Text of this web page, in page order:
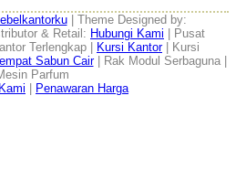
| Theme Designed by:
& Retail: Hubungi Kami | Pusat
Terlengkap |
Kursi Kantor| Kursi
Sabun Cair| Rak Modul Serbaguna |
Parfum
Penawaran Harga